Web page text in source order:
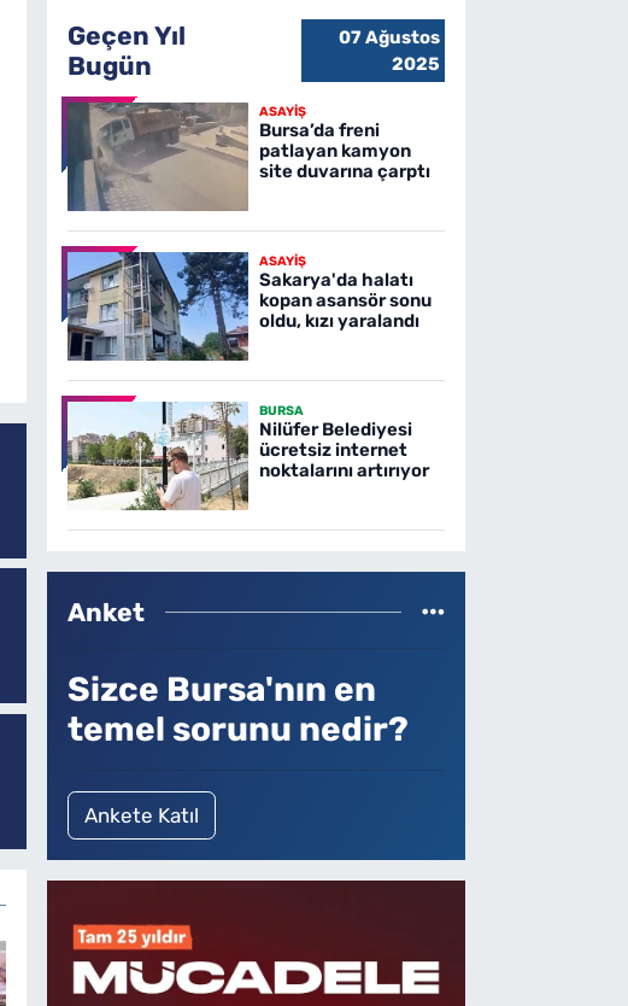
Geçen Yıl
Bugün
07 Ağustos
2025
ASAYİŞ
Bursa’da freni
patlayan kamyon
site duvarına çarptı
ASAYİŞ
Sakarya'da halatı
kopan asansör sonu
oldu, kızı yaralandı
BURSA
Nilüfer Belediyesi
ücretsiz internet
noktalarını artırıyor
Anket
Sizce Bursa'nın en
temel sorunu nedir?
Ankete Katıl